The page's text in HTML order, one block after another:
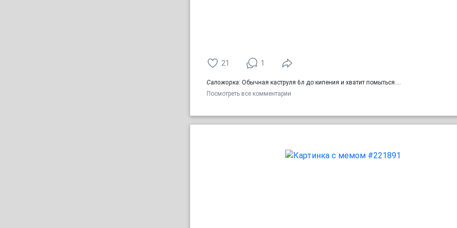
21 1
Саложорка: Обычная каструля 6л до кипения и хватит помыться.…
Посмотреть все комментарии